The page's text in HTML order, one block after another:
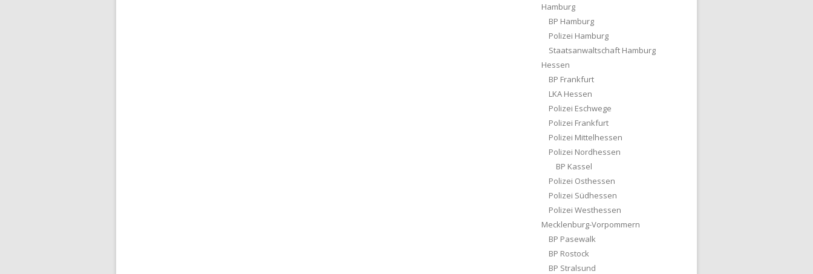
Hamburg
BP Hamburg
Polizei Hamburg
Staatsanwaltschaft Hamburg
Hessen
BP Frankfurt
LKA Hessen
Polizei Eschwege
Polizei Frankfurt
Polizei Mittelhessen
Polizei Nordhessen
BP Kassel
Polizei Osthessen
Polizei Südhessen
Polizei Westhessen
Mecklenburg-Vorpommern
BP Pasewalk
BP Rostock
BP Stralsund